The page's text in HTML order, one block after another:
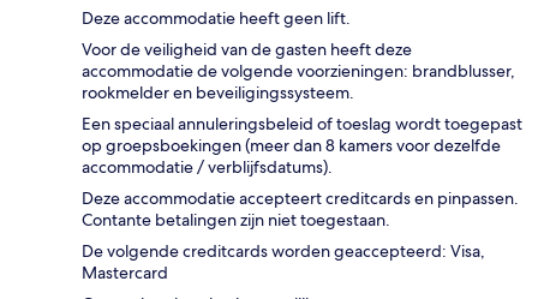
Deze accommodatie heeft geen lift.
Voor de veiligheid van de gasten heeft deze
accommodatie de volgende voorzieningen: brandblusser,
rookmelder en beveiligingssysteem.
Een speciaal annuleringsbeleid of toeslag wordt toegepast
op groepsboekingen (meer dan 8 kamers voor dezelfde
accommodatie / verblijfsdatums).
Deze accommodatie accepteert creditcards en pinpassen.
Contante betalingen zijn niet toegestaan.
De volgende creditcards worden geaccepteerd: Visa,
Mastercard